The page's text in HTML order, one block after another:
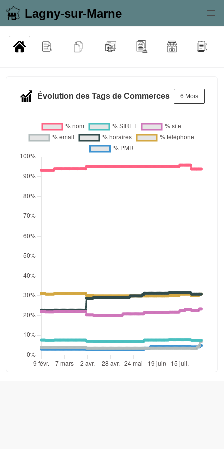
Lagny-sur-Marne
Évolution des Tags de Commerces 6 Mois